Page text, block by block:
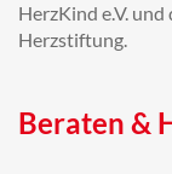
HerzKind e.V.
Herzstiftung.
Beraten &